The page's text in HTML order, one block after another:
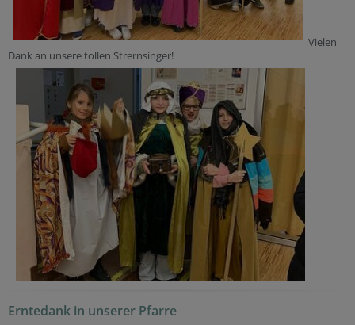
Vielen
Dank an unsere tollen Strernsinger!
Erntedank in unserer Pfarre